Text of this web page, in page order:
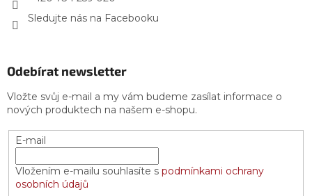
Sledujte nás na Facebooku
Odebírat newsletter
Vložte svůj e-mail a my vám budeme zasílat informace o
nových produktech na našem e-shopu.
E-mail
Vložením e-mailu souhlasíte s podmínkami ochrany
osobních údajů